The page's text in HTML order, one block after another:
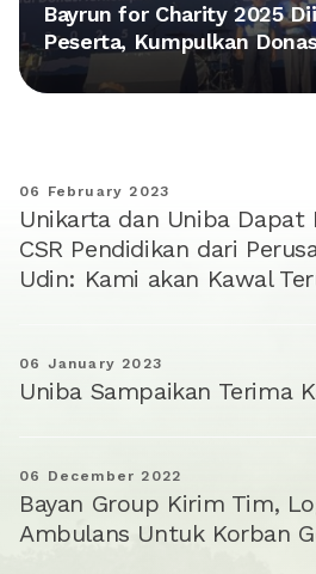
Bayrun for Charity 2025
Peserta, Kumpulkan
06 February 2023
Unikarta dan Uniba Dapat
CSR Pendidikan dari
Udin: Kami akan Kawal
06 January 2023
Uniba Sampaikan Terima
06 December 2022
Bayan Group Kirim Tim,
Ambulans Untuk Korban